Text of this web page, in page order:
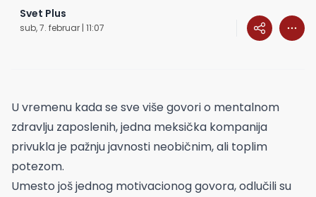
Svet Plus
sub, 7. februar | 11:07
U vremenu kada se sve više govori o mentalnom
zdravlju zaposlenih, jedna meksička kompanija
privukla je pažnju javnosti neobičnim, ali toplim
potezom.
Umesto još jednog motivacionog govora, odlučili su